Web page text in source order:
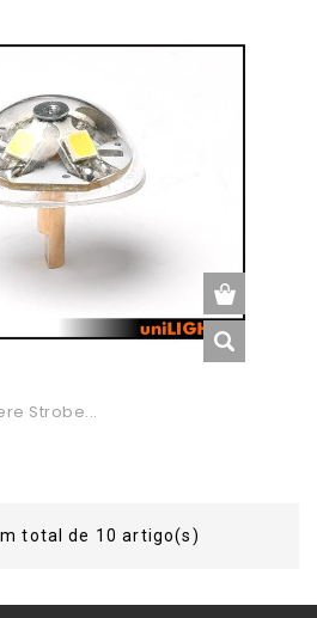
Strobe...
total de 10 artigo(s)